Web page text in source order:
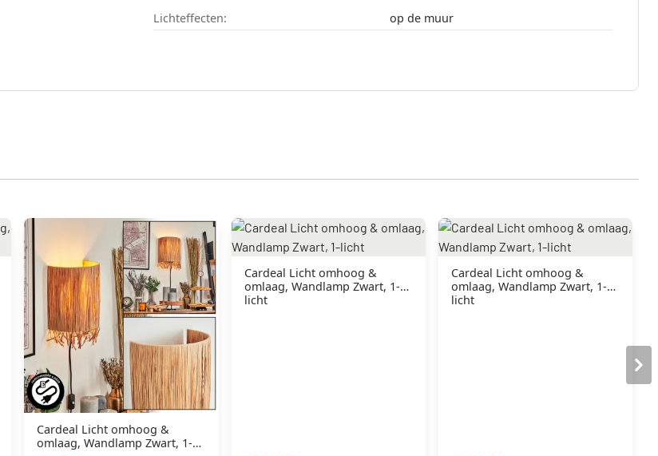
Lichteffecten: op de muur
Cardeal Licht omhoog &
omlaag, Wandlamp Zwart, 1-
Cardeal Licht omhoog &
omlaag, Wandlamp Zwart, 1-
licht
Cardeal Licht omhoog &
omlaag, Wandlamp Zwart, 1-
licht